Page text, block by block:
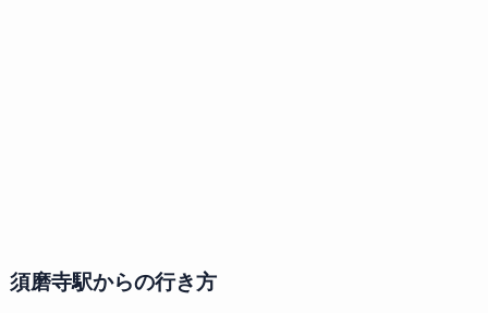
須磨寺駅からの行き方